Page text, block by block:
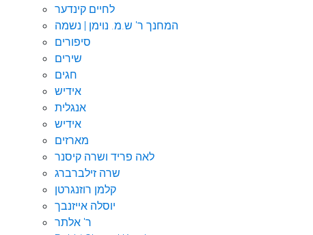
לחיים קינדער
המחנך ר' ש.מ. נוימן | נשמה
סיפורים
שירים
חגים
אידיש
אנגלית
אידיש
מארזים
לאה פריד ושרה קיסנר
שרה זילברברג
קלמן רוזנגרטן
יוסלה אייזנבך
ר' אלתר